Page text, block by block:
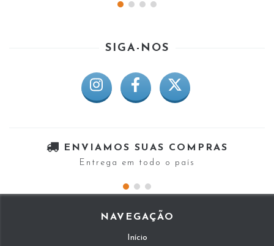
SIGA-NOS
ENVIAMOS SUAS COMPRAS
Entrega em todo o país
NAVEGAÇÃO
Início